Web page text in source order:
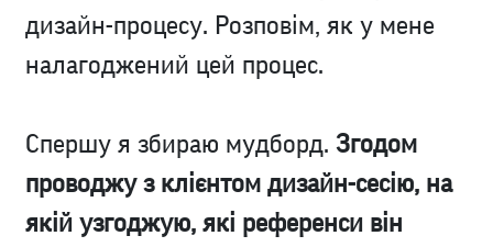
дизайн-процесу. Розповім, як у мене
налагоджений цей процес.
Спершу я збираю мудборд. Згодом
проводжу з клієнтом дизайн-сесію, на
якій узгоджую, які референси він